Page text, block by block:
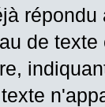
de